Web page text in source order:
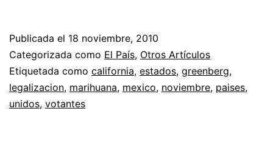
Publicada el 18 noviembre, 2010
Categorizada como El País, Otros Artículos
Etiquetada como california, estados, greenberg,
legalizacion, marihuana, mexico, noviembre, paises,
unidos, votantes